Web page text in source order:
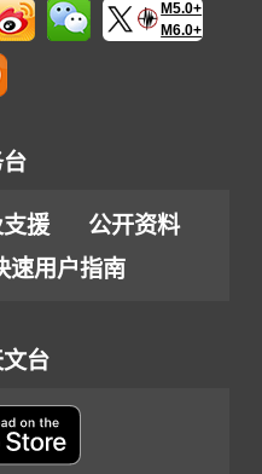
M5.0+
M6.0+
援
公开资料
速用户指南
台